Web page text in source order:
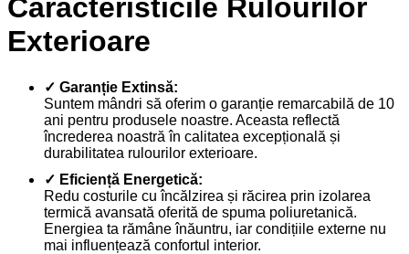
Caracteristicile Rulourilor
Exterioare
✓ Garanție Extinsă:
Suntem mândri să oferim o garanție remarcabilă de 10
ani pentru produsele noastre. Aceasta reflectă
încrederea noastră în calitatea excepțională și
durabilitatea rulourilor exterioare.
✓ Eficiență Energetică:
Redu costurile cu încălzirea și răcirea prin izolarea
termică avansată oferită de spuma poliuretanică.
Energiea ta rămâne înăuntru, iar condițiile externe nu
mai influențează confortul interior.